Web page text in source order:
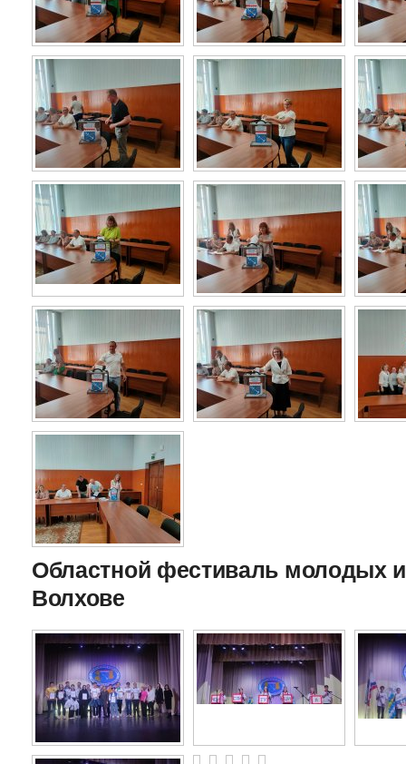
Областной фестиваль молодых
Волхове